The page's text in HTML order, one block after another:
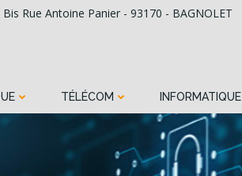
Bis Rue Antoine Panier - 93170 - BAGNOLET
TÉLÉCOM INFORMATIQUE